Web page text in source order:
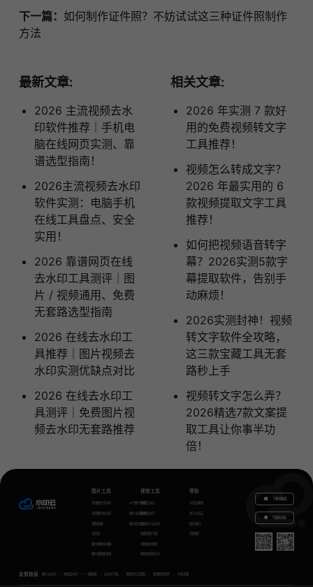
下一篇： 如何制作证件照？不妨试试这三种证件照制作
方法
最新文章:
2026 主流视频去水
印软件推荐｜手机电
脑在线网页实测、靠
谱选型指南！
2026主流视频去水印
软件实测：电脑手机
在线工具盘点、安全
实用！
2026 靠谱网页在线
去水印工具测评｜图
片 / 视频通用、免费
无套路选型指南
2026 在线去水印工
具推荐｜图片视频去
水印实测优缺点对比
2026 在线去水印工
具测评｜免费图片视
频去水印无套路推荐
相关文章:
2026 年实测 7 款好
用的免费视频转文字
工具推荐！
视频怎么转成文字？
2026 年最实用的 6
款视频提取文字工具
推荐！
如何把视频语音转字
幕？2026实测5款字
幕提取软件，告别手
动麻烦！
2026实测封神！视频
转文字软件全攻略，
这三款宝藏工具无套
路秒上手
视频转文字怎么弄？
2026精选7款文案提
取工具让你事半功
倍！
图片工具
在线图片去水印
在线图片加水印
智能抠图
证件照
图片模糊变清晰
图片模糊变清晰
GIF图片生成
图片无损放大
图片转文字
视频工具
视频去水印
视频加水印
视频怎么去水印
视频提取下载
视频格式转换
视频语音转文字
帮助
水印云教程
关于水印云
联系我们
代理推广
下载电脑版
下载移动端
友情链接 图片去水印 视频去水印 一键抠图 去水印下载 视频转文字提取 免费配音软件 声音克隆